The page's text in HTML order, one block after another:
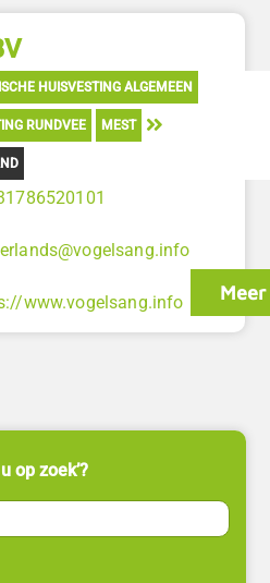
HUISVESTING ALGEMEEN
RUNDVEE MEST
www.vogelsang.info
op zoek’?